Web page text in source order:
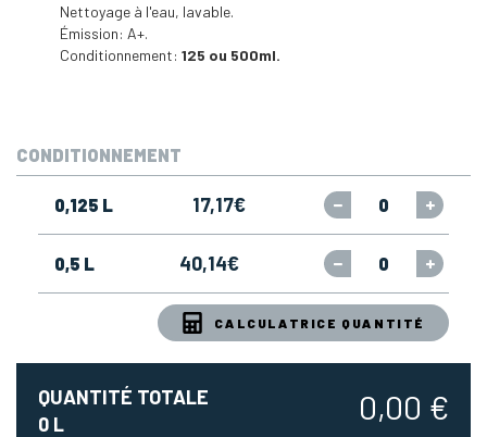
Nettoyage à l'eau, lavable.
Émission: A+.
Conditionnement: 125 ou 500ml.
CONDITIONNEMENT
0,125 L 17,17€
0,5 L 40,14€
CALCULATRICE QUANTITÉ
QUANTITÉ TOTALE
0 L 0,00 €